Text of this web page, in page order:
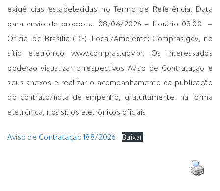
exigências estabelecidas no Termo de Referência. Data
para envio de proposta: 08/06/2026 – Horário 08:00 –
Oficial de Brasília (DF). Local/Ambiente: Compras.gov, no
sítio eletrônico www.compras.gov.br. Os interessados
poderão visualizar o respectivos Aviso de Contratação e
seus anexos e realizar o acompanhamento da publicação
do contrato/nota de empenho, gratuitamente, na forma
eletrônica, nos sítios eletrônicos oficiais.
Aviso de Contratação 188/2026 Baixar